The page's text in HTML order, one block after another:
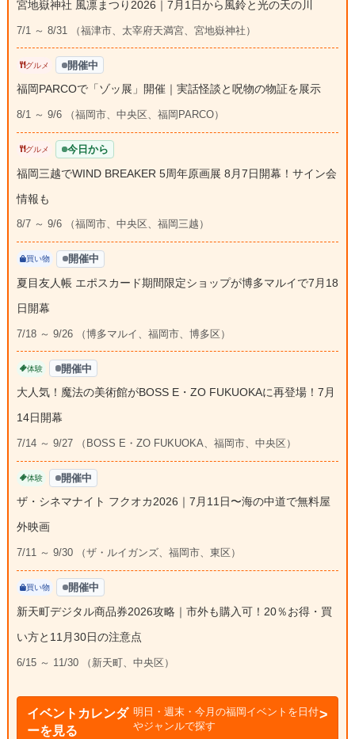
宮地嶽神社 風凛まつり2026｜7月1日から風鈴と光の天の川
7/1 ～ 8/31 （福津市、太宰府天満宮、宮地嶽神社）
グルメ 開催中
福岡PARCOで「ゾッ展」開催｜実話怪談と呪物の物証を展示
8/1 ～ 9/6 （福岡市、中央区、福岡PARCO）
グルメ 今日から
福岡三越でWIND BREAKER 5周年原画展 8月7日開幕！サイン会
情報も
8/7 ～ 9/6 （福岡市、中央区、福岡三越）
買い物 開催中
夏目友人帳 エポスカード期間限定ショップが博多マルイで7月18
日開幕
7/18 ～ 9/26 （博多マルイ、福岡市、博多区）
体験 開催中
大人気！魔法の美術館がBOSS E・ZO FUKUOKAに再登場！7月
14日開幕
7/14 ～ 9/27 （BOSS E・ZO FUKUOKA、福岡市、中央区）
体験 開催中
ザ・シネマナイト フクオカ2026｜7月11日〜海の中道で無料屋
外映画
7/11 ～ 9/30 （ザ・ルイガンズ、福岡市、東区）
買い物 開催中
新天町デジタル商品券2026攻略｜市外も購入可！20％お得・買
い方と11月30日の注意点
6/15 ～ 11/30 （新天町、中央区）
イベントカレンダ
ーを見る
明日・週末・今月の福岡イベントを日付
やジャンルで探す